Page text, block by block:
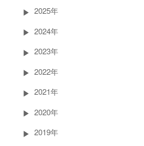
2025年
2024年
2023年
2022年
2021年
2020年
2019年